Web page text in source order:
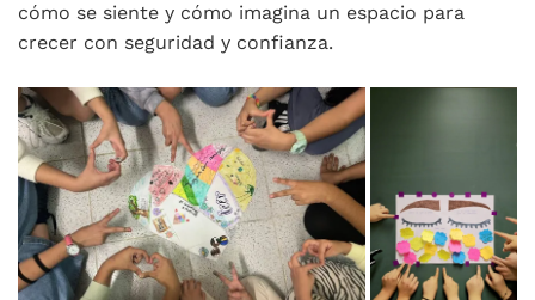
cómo se siente y cómo imagina un espacio para
crecer con seguridad y confianza.